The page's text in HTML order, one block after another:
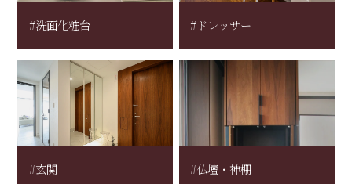
#洗面化粧台 #ドレッサー
#玄関 #仏壇・神棚